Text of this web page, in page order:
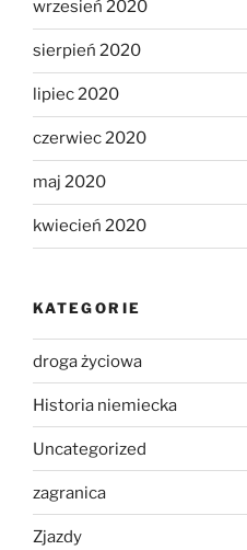
wrzesień 2020
sierpień 2020
lipiec 2020
czerwiec 2020
maj 2020
kwiecień 2020
KATEGORIE
droga życiowa
Historia niemiecka
Uncategorized
zagranica
Zjazdy